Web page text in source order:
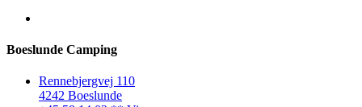
Boeslunde Camping
Rennebjergvej 110
4242 Boeslunde